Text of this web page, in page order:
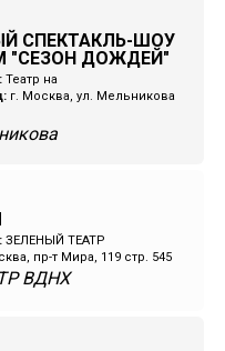
СПЕКТАКЛЬ-ШОУ
"СЕЗОН ДОЖДЕЙ"
Театр на
г. Москва, ул. Мельникова
ЗЕЛЕНЫЙ ТЕАТР
пр-т Мира, 119 стр. 545
ВДНХ